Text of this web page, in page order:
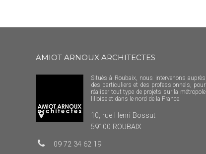
AMIOT ARNOUX ARCHITECTES
Situés à Roubaix, nous intervenons auprès
des particuliers et des professionnels, pour
réaliser tout type de projets sur la métropole
lilloise et dans le nord de la France.
10, rue Henri Bossut
59100 ROUBAIX
09 72 34 62 19